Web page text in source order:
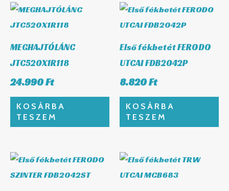
MEGHAJTÓLÁNC
JTC520X1R118
24.990Ft
KOSÁRBA
TESZEM
Első fékbetét FERODO
UTCAI FDB2042P
8.820Ft
KOSÁRBA
TESZEM